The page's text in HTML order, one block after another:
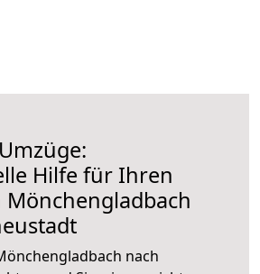
Hilfe für Ihren
Mönchengladbach
nach